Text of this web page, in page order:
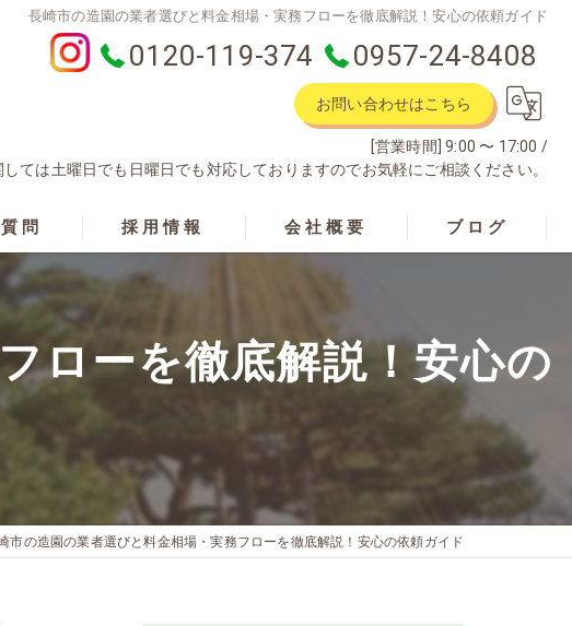
長崎市の造園の業者選びと料金相場・実務フローを徹底解説！安心の依頼ガイド
0120-119-374 0957-24-8408
お問い合わせはこちら
[営業時間] 9:00 〜 17:00 /
土曜日でも日曜日でも対応しておりますのでお気軽にご相談ください。
問 採用情報 会社概要 ブログ
ローを徹底解説！安心の
市の造園の業者選びと料金相場・実務フローを徹底解説！安心の依頼ガイド